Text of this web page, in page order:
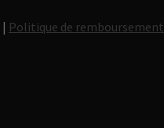
| Politique de remboursement